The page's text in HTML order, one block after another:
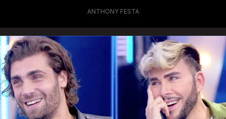
ANTHONY FESTA